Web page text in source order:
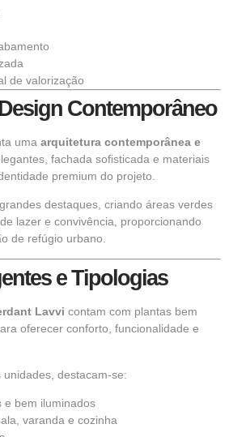
de valorização
Contemporâneo
uma arquitetura contemporânea e
fachada sofisticada e materiais
premium do projeto.
destaques, criando áreas verdes
lazer e convivência, proporcionando
de refúgio urbano.
e Tipologias
Lavvi contam com plantas bem
oferecer conforto, funcionalidade e
destacam-se:
e bem iluminados
varanda e cozinha